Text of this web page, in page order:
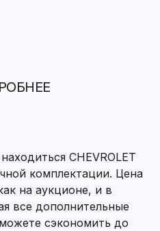
CHEVROLET
комплектации. Цена
на аукционе, и в
все дополнительные
сэкономить до